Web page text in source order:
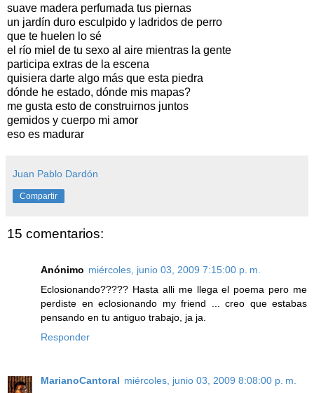
suave madera perfumada tus piernas
un jardín duro esculpido y ladridos de perro
que te huelen lo sé
el río miel de tu sexo al aire mientras la gente
participa extras de la escena
quisiera darte algo más que esta piedra
dónde he estado, dónde mis mapas?
me gusta esto de construirnos juntos
gemidos y cuerpo mi amor
eso es madurar
Juan Pablo Dardón
Compartir
15 comentarios:
Anónimo miércoles, junio 03, 2009 7:15:00 p. m.
Eclosionando????? Hasta alli me llega el poema pero me
perdiste en eclosionando my friend ... creo que estabas
pensando en tu antiguo trabajo, ja ja.
Responder
MarianoCantoral miércoles, junio 03, 2009 8:08:00 p. m.